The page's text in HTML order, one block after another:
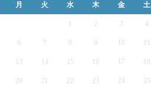
月 火 水 木 金 土
2 3 4
6 7 9
13 14 15 16 17
20 21 22 23 24 25